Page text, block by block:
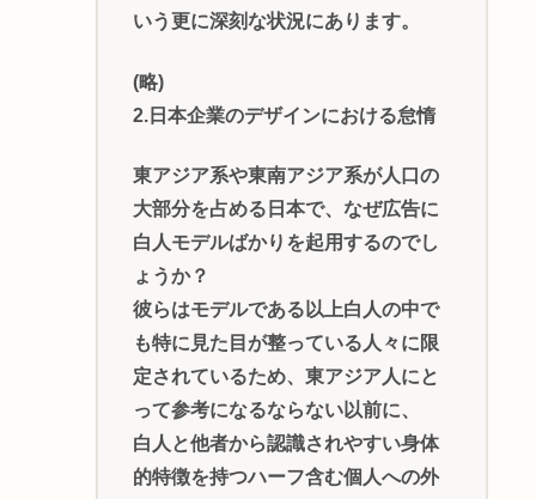
いう更に深刻な状況にあります。
(略)
2.日本企業のデザインにおける怠惰
東アジア系や東南アジア系が人口の
大部分を占める日本で、なぜ広告に
白人モデルばかりを起用するのでし
ょうか？
彼らはモデルである以上白人の中で
も特に見た目が整っている人々に限
定されているため、東アジア人にと
って参考になるならない以前に、
白人と他者から認識されやすい身体
的特徴を持つハーフ含む個人への外